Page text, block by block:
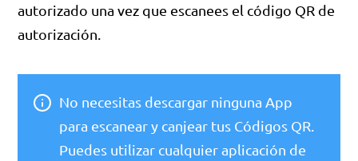
autorizado una vez que escanees el código QR de
autorización.
No necesitas descargar ninguna App
para escanear y canjear tus Códigos QR.
Puedes utilizar cualquier aplicación de